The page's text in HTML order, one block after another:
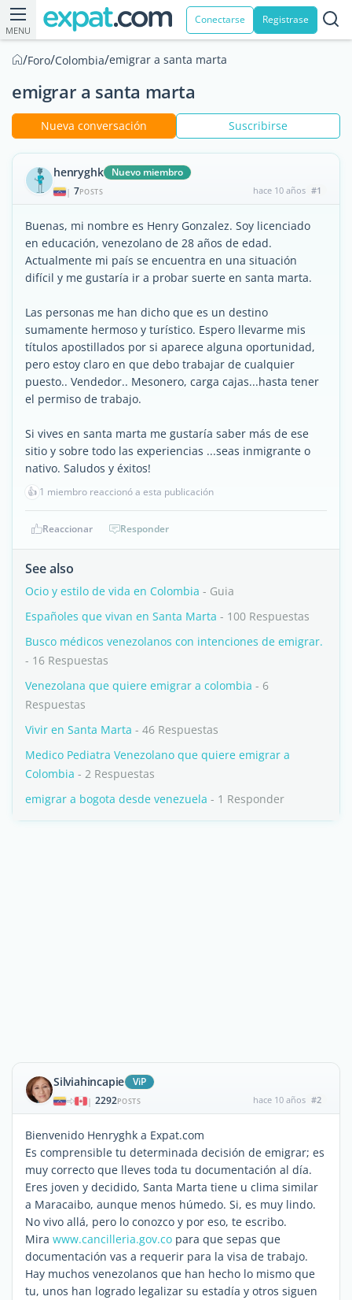
MENU
Conectarse Registrase
/Foro/Colombia/emigrar a santa marta
emigrar a santa marta
Nueva conversación Suscribirse
henryghk Nuevo miembro
| 7POSTS hace 10 años #1
Buenas, mi nombre es Henry Gonzalez. Soy licenciado
en educación, venezolano de 28 años de edad.
Actualmente mi país se encuentra en una situación
difícil y me gustaría ir a probar suerte en santa marta.
Las personas me han dicho que es un destino
sumamente hermoso y turístico. Espero llevarme mis
títulos apostillados por si aparece alguna oportunidad,
pero estoy claro en que debo trabajar de cualquier
puesto.. Vendedor.. Mesonero, carga cajas...hasta tener
el permiso de trabajo.
Si vives en santa marta me gustaría saber más de ese
sitio y sobre todo las experiencias ...seas inmigrante o
nativo. Saludos y éxitos!
👍 1 miembro reaccionó a esta publicación
Reaccionar Responder
See also
Ocio y estilo de vida en Colombia - Guia
Españoles que vivan en Santa Marta - 100 Respuestas
Busco médicos venezolanos con intenciones de emigrar.
- 16 Respuestas
Venezolana que quiere emigrar a colombia - 6
Respuestas
Vivir en Santa Marta - 46 Respuestas
Medico Pediatra Venezolano que quiere emigrar a
Colombia - 2 Respuestas
emigrar a bogota desde venezuela - 1 Responder
Silviahincapie ViP
| 2292POSTS hace 10 años #2
Bienvenido Henryghk a Expat.com
Es comprensible tu determinada decisión de emigrar; es
muy correcto que lleves toda tu documentación al día.
Eres joven y decidido, Santa Marta tiene u clima similar
a Maracaibo, aunque menos húmedo. Si, es muy lindo.
No vivo allá, pero lo conozco y por eso, te escribo.
Mira www.cancilleria.gov.co para que sepas que
documentación vas a requerir para la visa de trabajo.
Hay muchos venezolanos que han hecho lo mismo que
tu, unos han logrado legalizar su estadía y otros siguen